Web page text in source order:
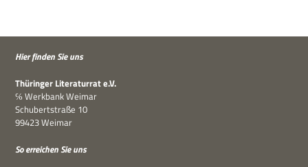
Hier fin­den Sie uns
Thü­rin­ger Lite­ra­tur­rat e.V.
℅ Werk­bank Weimar
Schu­bert­straße 10
99423 Weimar
So errei­chen Sie uns